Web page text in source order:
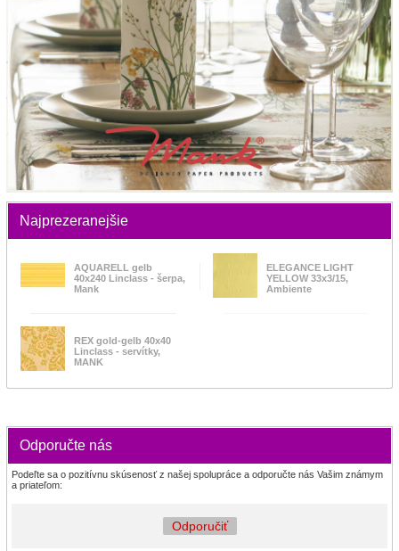
Najprezeranejšie
AQUARELL gelb
40x240 Linclass - šerpa,
Mank
ELEGANCE LIGHT
YELLOW 33x3/15,
Ambiente
REX gold-gelb 40x40
Linclass - servítky,
MANK
Odporučte nás
Podeľte sa o pozitívnu skúsenosť z našej spolupráce a odporučte nás Vašim známym
a priateľom:
Odporučiť